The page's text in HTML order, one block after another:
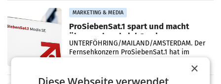
Vergleichszeitraum
MARKETING & MEDIA
ProSiebenSat.1 spart und macht
überraschend viel Gewinn
UNTERFÖHRING/MAILAND/AMSTERDAM. Der
Fernsehkonzern ProSiebenSat.1 hat im
Markterwartung deutlich übertroffen.
×